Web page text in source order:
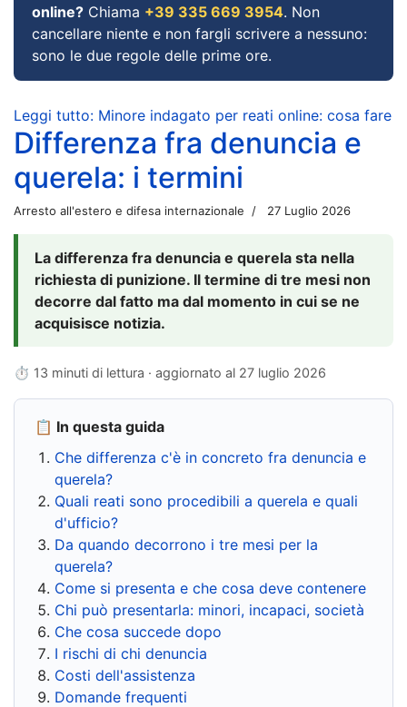
online? Chiama +39 335 669 3954. Non
cancellare niente e non fargli scrivere a nessuno:
sono le due regole delle prime ore.
Leggi tutto: Minore indagato per reati online: cosa fare
Differenza fra denuncia e
querela: i termini
Arresto all'estero e difesa internazionale 27 Luglio 2026
La differenza fra denuncia e querela sta nella
richiesta di punizione. Il termine di tre mesi non
decorre dal fatto ma dal momento in cui se ne
acquisisce notizia.
⏱ 13 minuti di lettura · aggiornato al 27 luglio 2026
📋 In questa guida
Che differenza c'è in concreto fra denuncia e
querela?
Quali reati sono procedibili a querela e quali
d'ufficio?
Da quando decorrono i tre mesi per la
querela?
Come si presenta e che cosa deve contenere
Chi può presentarla: minori, incapaci, società
Che cosa succede dopo
I rischi di chi denuncia
Costi dell'assistenza
Domande frequenti